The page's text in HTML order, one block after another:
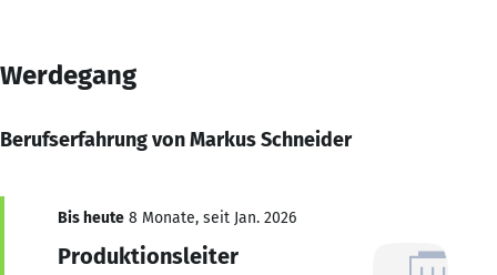
Werdegang
Berufserfahrung von Markus Schneider
Bis heute 8 Monate, seit Jan. 2026
Produktionsleiter